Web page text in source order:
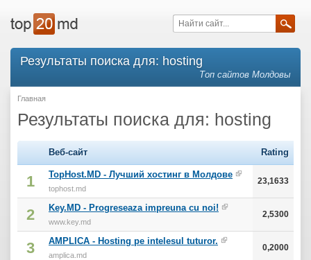
Результаты поиска для: hosting
Топ сайтов Молдовы
Главная
Результаты поиска для: hosting
Веб-сайт Rating
1 TopHost.MD - Лучший хостинг в Молдове
tophost.md
23,1633
2 Key.MD - Progreseaza impreuna cu noi!
www.key.md
2,5300
3 AMPLICA - Hosting pe intelesul tuturor.
amplica.md
0,2000